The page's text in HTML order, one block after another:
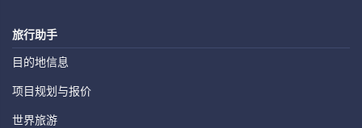
旅行助手
目的地信息
项目规划与报价
世界旅游